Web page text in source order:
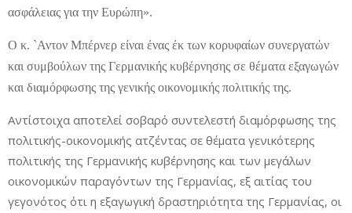
ασφάλειας για την Ευρώπη».
Ο κ. `Αντον Μπέρνερ είναι ένας έκ των κορυφαίων συνεργατών
και συμβούλων της Γερμανικής κυβέρνησης σε θέματα εξαγωγών
και διαμόρφωσης της γενικής οικονομικής πολιτικής της.
Αντίστοιχα αποτελεί σοβαρό συντελεστή διαμόρφωσης της
πολιτικής-οικονομικής ατζέντας σε θέματα γενικότερης
πολιτικής της Γερμανικής κυβέρνησης και των μεγάλων
οικονομικών παραγόντων της Γερμανίας, εξ αιτίας του
γεγονότος ότι η εξαγωγική δραστηριότητα της Γερμανίας, οι